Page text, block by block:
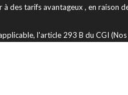
des tarifs avantageux , en raison
l'article 293 B du CGI